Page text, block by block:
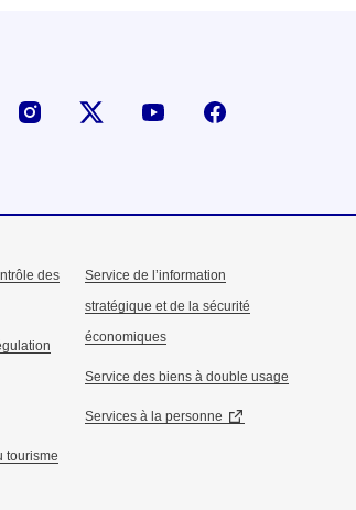
Page LinkedIn de la DGECompte X (ex-Twitter) de la
des
tourisme
Service de l’information
stratégique et de la sécurité
économiques
Service des biens à double usage
Services à la personne